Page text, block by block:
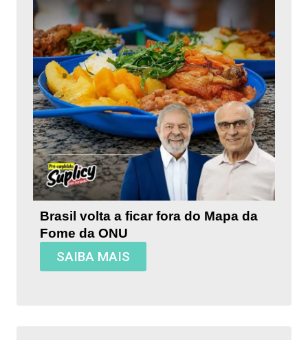
Brasil volta a ficar fora do Mapa da
Fome da ONU
SAIBA MAIS